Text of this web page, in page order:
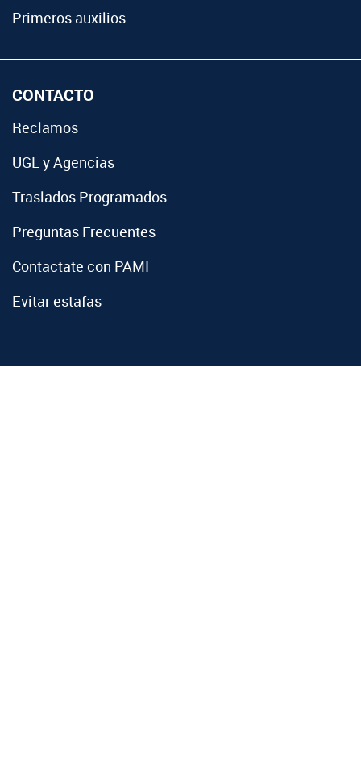
Primeros auxilios
CONTACTO
Reclamos
UGL y Agencias
Traslados Programados
Preguntas Frecuentes
Contactate con PAMI
Evitar estafas